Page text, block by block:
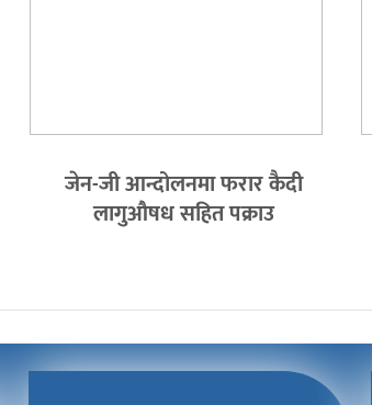
जेन-जी आन्दोलनमा फरार कैदी
लागुऔषध सहित पक्राउ